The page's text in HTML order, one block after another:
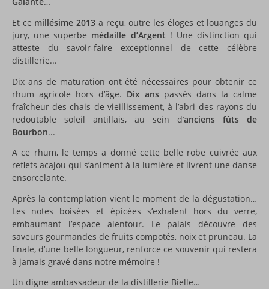
Et ce millésime 2013 a reçu, outre les éloges et louanges du
jury, une superbe médaille d’Argent ! Une distinction qui
atteste du savoir-faire exceptionnel de cette célèbre
distillerie...
Dix ans de maturation ont été nécessaires pour obtenir ce
rhum agricole hors d’âge. Dix ans passés dans la calme
fraîcheur des chais de vieillissement, à l’abri des rayons du
redoutable soleil antillais, au sein d’anciens fûts de
Bourbon...
A ce rhum, le temps a donné cette belle robe cuivrée aux
reflets acajou qui s’animent à la lumière et livrent une danse
ensorcelante.
Après la contemplation vient le moment de la dégustation…
Les notes boisées et épicées s’exhalent hors du verre,
embaumant l’espace alentour. Le palais découvre des
saveurs gourmandes de fruits compotés, noix et pruneau. La
finale, d’une belle longueur, renforce ce souvenir qui restera
à jamais gravé dans notre mémoire !
Un digne ambassadeur de la distillerie Bielle…